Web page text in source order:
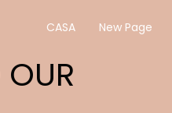
CASA New Page